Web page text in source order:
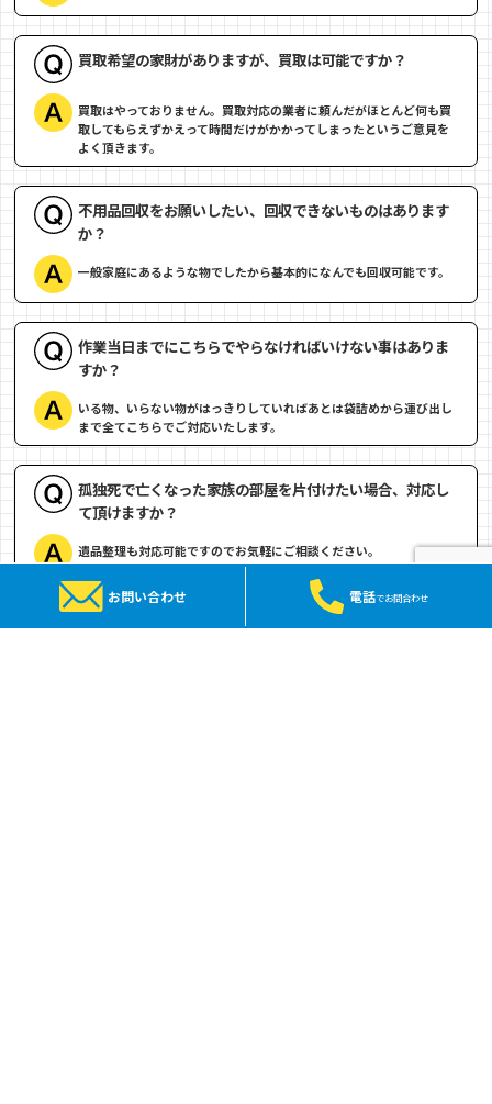
買取希望の家財がありますが、買取は可能ですか？
買取はやっておりません。買取対応の業者に頼んだがほとんど何も買
取してもらえずかえって時間だけがかかってしまったというご意見を
よく頂きます。
不用品回収をお願いしたい、回収できないものはあります
か？
一般家庭にあるような物でしたから基本的になんでも回収可能です。
作業当日までにこちらでやらなければいけない事はありま
すか？
いる物、いらない物がはっきりしていればあとは袋詰めから運び出し
まで全てこちらでご対応いたします。
孤独死で亡くなった家族の部屋を片付けたい場合、対応し
て頂けますか？
遺品整理も対応可能ですのでお気軽にご相談ください。
男性には見られたくないものが沢山あるけど女性スタッフ
お問い合わせ 電話でお問合わせ